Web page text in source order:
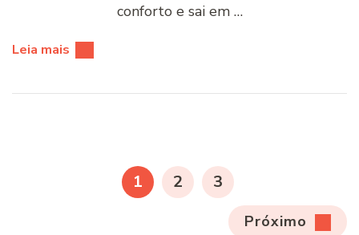
conforto e sai em …
Leia mais
PÁGINA
1 PÁGINA
2 PÁGINA
3
Próximo